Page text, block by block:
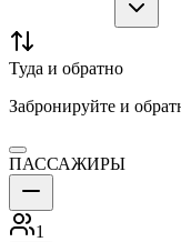
Туда и обратно
Забронируйте и
ПАССАЖИРЫ
1